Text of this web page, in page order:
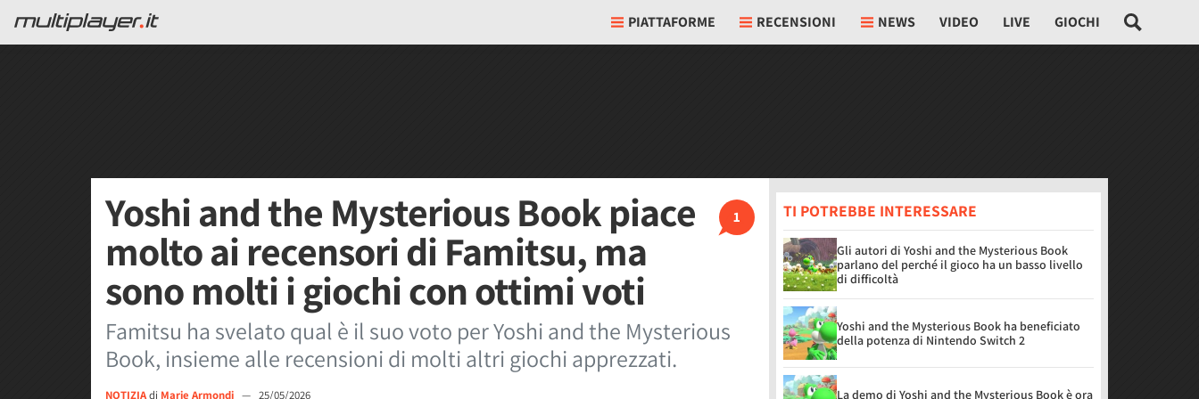
PIATTAFORME RECENSIONI NEWS VIDEO LIVE GIOCHI
1
Yoshi and the Mysterious Book piace
molto ai recensori di Famitsu, ma
sono molti i giochi con ottimi voti
Famitsu ha svelato qual è il suo voto per Yoshi and the Mysterious
Book, insieme alle recensioni di molti altri giochi apprezzati.
NOTIZIAdi Marie Armondi — 25/05/2026
TI POTREBBE INTERESSARE
Gli autori di Yoshi and the Mysterious Book
parlano del perché il gioco ha un basso livello
di difficoltà
Yoshi and the Mysterious Book ha beneficiato
della potenza di Nintendo Switch 2
La demo di Yoshi and the Mysterious Book è ora